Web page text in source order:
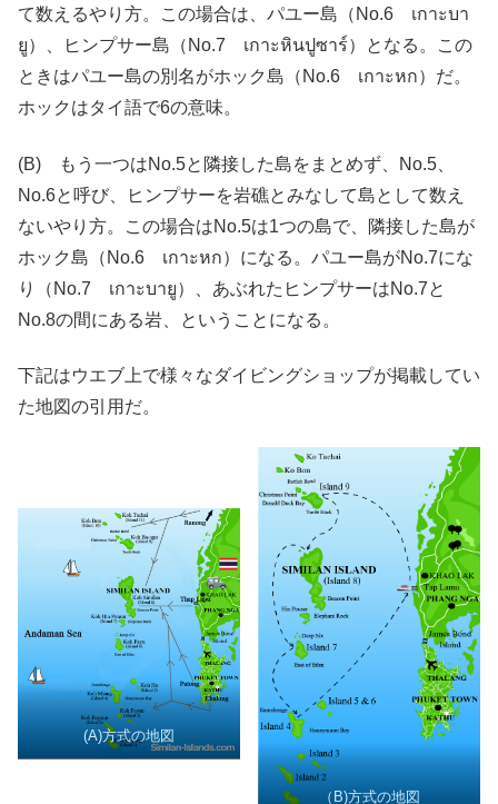
て数えるやり方。この場合は、パユー島（No.6 เกาะบา
ยู）、ヒンプサー島（No.7 เกาะหินปูซาร์）となる。この
ときはパユー島の別名がホック島（No.6 เกาะหก）だ。
ホックはタイ語で6の意味。
(B) もう一つはNo.5と隣接した島をまとめず、No.5、
No.6と呼び、ヒンプサーを岩礁とみなして島として数え
ないやり方。この場合はNo.5は1つの島で、隣接した島が
ホック島（No.6 เกาะหก）になる。パユー島がNo.7にな
り（No.7 เกาะบายู）、あぶれたヒンプサーはNo.7と
No.8の間にある岩、ということになる。
下記はウエブ上で様々なダイビングショップが掲載してい
た地図の引用だ。
(A)方式の地図
（B)方式の地図